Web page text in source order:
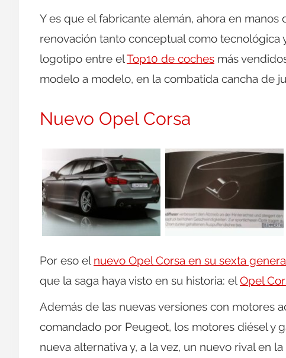
Y es que el fabricante alemán, ahora en
renovación tanto conceptual como
logotipo entre elTop10 de coches más
modelo a modelo, en la combatida cancha de
Nuevo Opel Corsa
Por eso el nuevo Opel Corsa en su sexta
que la saga haya visto en su historia: elOpel
Además de las nuevas versiones con motores
comandado por Peugeot, los motores diésel y
nueva alternativa y, a la vez, un nuevo rival en